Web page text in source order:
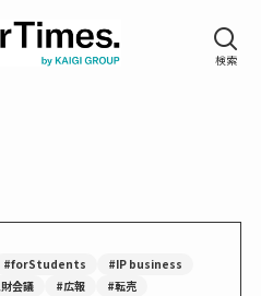
#forStudents
#IP business
会議 #広報 #転売